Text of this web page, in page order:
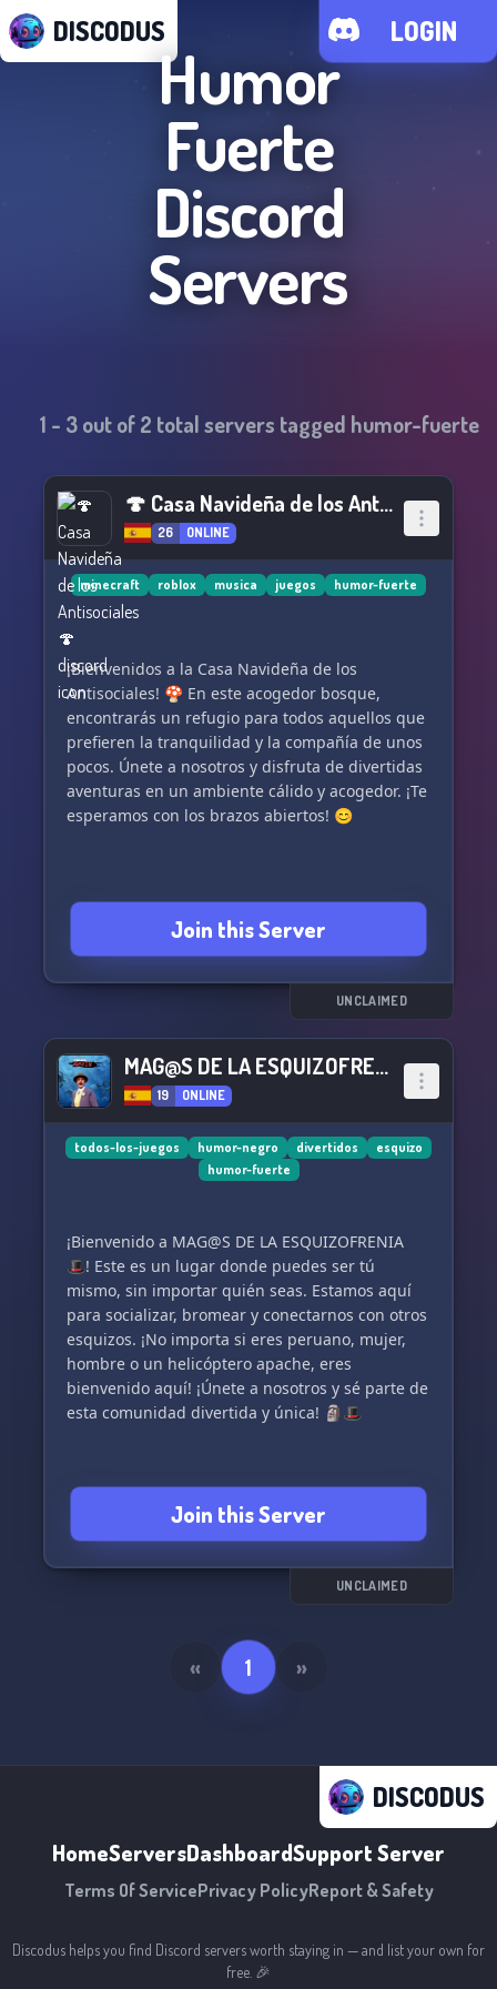
DISCODUS LOGIN
Humor
Fuerte
Discord
Servers
1 - 3out of2 total servers tagged humor-fuerte
🍄 Casa Navideña de los Antisociales 🍄
26 ONLINE
minecraft roblox musica juegos humor-fuerte
¡Bienvenidos a la Casa Navideña de los
Antisociales! 🍄 En este acogedor bosque,
encontrarás un refugio para todos aquellos que
prefieren la tranquilidad y la compañía de unos
pocos. Únete a nosotros y disfruta de divertidas
aventuras en un ambiente cálido y acogedor. ¡Te
esperamos con los brazos abiertos! 😊
Join this Server
UNCLAIMED
MAG@S DE LA ESQUIZOFRENIA 🎩
19 ONLINE
todos-los-juegos humor-negro divertidos
esquizo
humor-fuerte
¡Bienvenido a MAG@S DE LA ESQUIZOFRENIA
🎩! Este es un lugar donde puedes ser tú
mismo, sin importar quién seas. Estamos aquí
para socializar, bromear y conectarnos con otros
esquizos. ¡No importa si eres peruano, mujer,
hombre o un helicóptero apache, eres
bienvenido aquí! ¡Únete a nosotros y sé parte de
esta comunidad divertida y única! 🗿🎩
Join this Server
UNCLAIMED
« 1 »
DISCODUS
HomeServersDashboardSupport Server
Terms Of ServicePrivacy PolicyReport & Safety
Discodus helps you find Discord servers worth staying in — and list your own for
free. 🎉